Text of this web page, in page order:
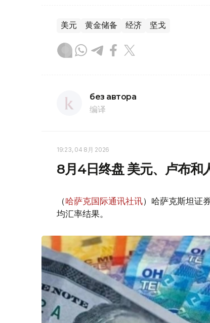
美元 黄金储备 经济 坚戈
без автора
编译
19:23, 04 8月 2026
8月4日终盘 美元、卢布和
（哈萨克国际通讯社讯）哈萨克斯坦证
均汇率结果。